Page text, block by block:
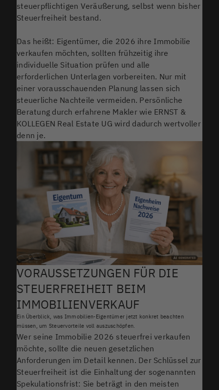
steuerpflichtigen Veräußerung, selbst wenn bisher
Steuerfreiheit bestand.
Das heißt: Eigentümer, die 2026 ihre Immobilie
verkaufen möchten, sollten frühzeitig ihre
individuelle Situation prüfen und alle
erforderlichen Unterlagen vorbereiten. Nur mit
einer vorausschauenden Planung lassen sich
steuerliche Nachteile vermeiden. Persönliche
Beratung durch erfahrene Makler wie ERNST &
KOLLEGEN Real Estate UG wird dadurch wertvoller
denn je.
VORAUSSETZUNGEN FÜR DIE
STEUERFREIHEIT BEIM
IMMOBILIENVERKAUF
Ein Überblick, was Immobilien-Eigentümer jetzt konkret beachten
müssen, um Steuervorteile voll auszuschöpfen.
Wer seine Immobilie 2026 steuerfrei verkaufen
möchte, sollte die neuen gesetzlichen
Anforderungen im Detail kennen. Der Schlüssel zur
Steuerfreiheit ist die Einhaltung der sogenannten
Spekulationsfrist: Sie beträgt in den meisten